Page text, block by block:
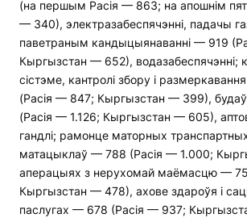
(на першым Расія — 863; на апошнім
— 340), электразабеспячэнні, падачы
паветраным кандыцыянаванні — 919
Кыргызстан — 652), водазабеспячэнні;
сістэме, кантролі збору і
(Расія — 847; Кыргызстан — 399),
(Расія — 1.126; Кыргызстан — 605),
гандлі; рамонце маторных
матацыклаў — 788 (Расія — 1.000;
аперацыях з нерухомай маёмасцю —
Кыргызстан — 478), ахове здароўя і
паслугах — 678 (Расія — 937;